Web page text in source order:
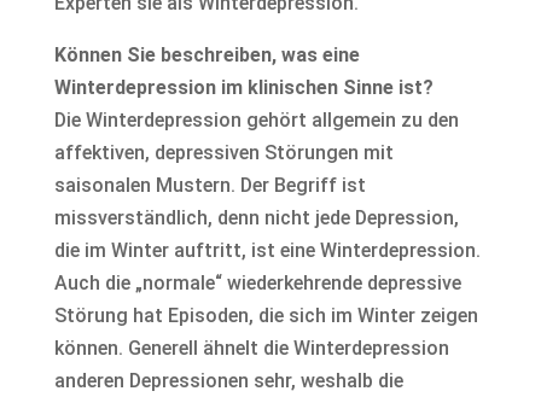
Können Sie beschreiben, was eine
Winterdepression im klinischen Sinne ist?
Die Winterdepression gehört allgemein zu den
affektiven, depressiven Störungen mit
saisonalen Mustern. Der Begriff ist
missverständlich, denn nicht jede Depression,
die im Winter auftritt, ist eine Winterdepression.
Auch die „normale“ wiederkehrende depressive
Störung hat Episoden, die sich im Winter zeigen
können. Generell ähnelt die Winterdepression
anderen Depressionen sehr, weshalb die